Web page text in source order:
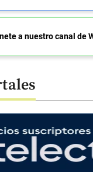
a nuestro canal de